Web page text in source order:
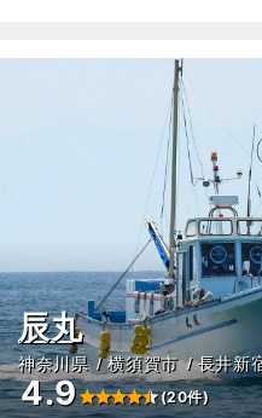
辰丸
神奈川県 横須賀市 長井新
4.9 (20件)